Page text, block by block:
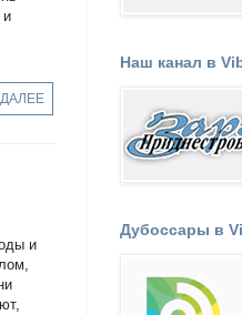
и
и
Наш канал в
Дубоссары в